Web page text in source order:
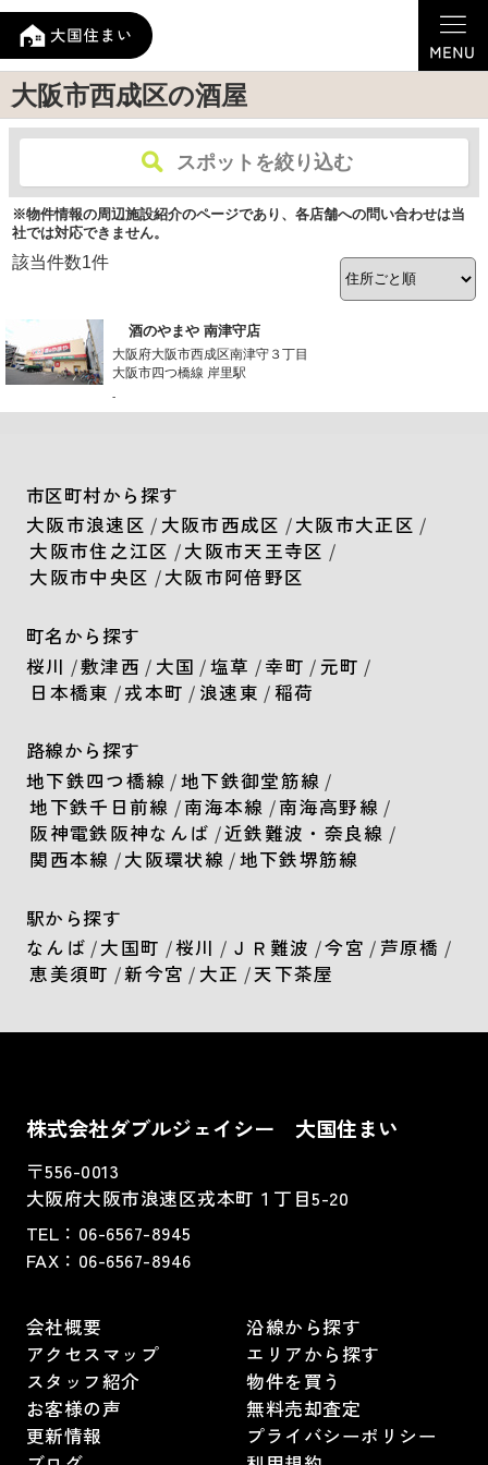
大阪市西成区の酒屋
スポットを絞り込む
※物件情報の周辺施設紹介のページであり、各店舗への問い合わせは当
社では対応できません。
該当件数1件
酒のやまや 南津守店
大阪府大阪市西成区南津守３丁目
大阪市四つ橋線 岸里駅
-
市区町村から探す
大阪市浪速区 / 大阪市西成区 /大阪市大正区 /
大阪市住之江区 /大阪市天王寺区 /
大阪市中央区 /大阪市阿倍野区
町名から探す
桜川 /敷津西 / 大国 /塩草 /幸町 / 元町 /
日本橋東 /戎本町 / 浪速東 /稲荷
路線から探す
地下鉄四つ橋線 /地下鉄御堂筋線 /
地下鉄千日前線 /南海本線 /南海高野線 /
阪神電鉄阪神なんば /近鉄難波・奈良線 /
関西本線 /大阪環状線 /地下鉄堺筋線
駅から探す
なんば /大国町 /桜川 / ＪＲ難波 /今宮 / 芦原橋 /
恵美須町 /新今宮 / 大正 /天下茶屋
株式会社ダブルジェイシー 大国住まい
〒556-0013
大阪府大阪市浪速区戎本町１丁目5-20
TEL： 06-6567-8945
FAX：06-6567-8946
会社概要
アクセスマップ
スタッフ紹介
お客様の声
更新情報
沿線から探す
エリアから探す
物件を買う
無料売却査定
プライバシーポリシー